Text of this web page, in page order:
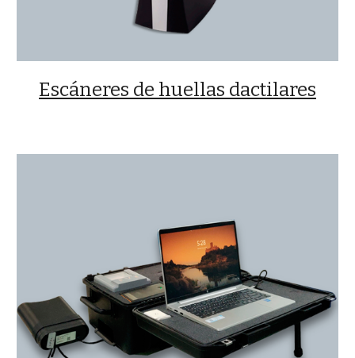
Escáneres de huellas dactilares